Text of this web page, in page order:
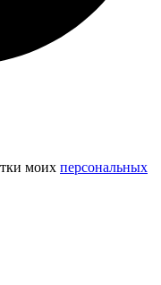
моих персональных